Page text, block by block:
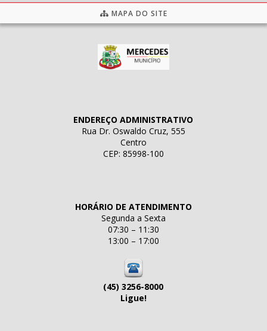
MAPA DO SITE
ENDEREÇO ADMINISTRATIVO
Rua Dr. Oswaldo Cruz, 555
Centro
CEP: 85998-100
HORÁRIO DE ATENDIMENTO
Segunda a Sexta
07:30 – 11:30
13:00 – 17:00
(45) 3256-8000
Ligue!